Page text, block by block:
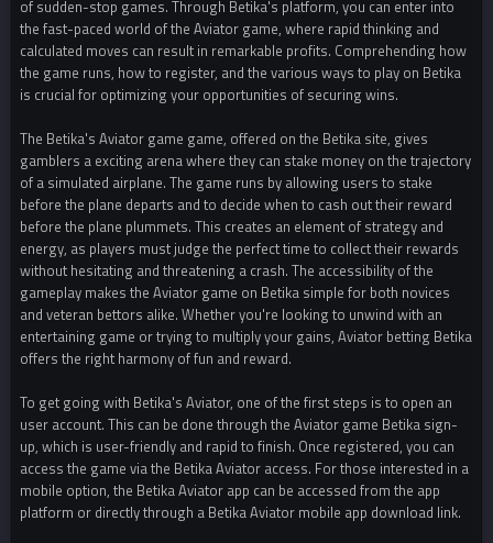
of sudden-stop games. Through Betika's platform, you can enter into
the fast-paced world of the Aviator game, where rapid thinking and
calculated moves can result in remarkable profits. Comprehending how
the game runs, how to register, and the various ways to play on Betika
is crucial for optimizing your opportunities of securing wins.
The Betika's Aviator game game, offered on the Betika site, gives
gamblers a exciting arena where they can stake money on the trajectory
of a simulated airplane. The game runs by allowing users to stake
before the plane departs and to decide when to cash out their reward
before the plane plummets. This creates an element of strategy and
energy, as players must judge the perfect time to collect their rewards
without hesitating and threatening a crash. The accessibility of the
gameplay makes the Aviator game on Betika simple for both novices
and veteran bettors alike. Whether you're looking to unwind with an
entertaining game or trying to multiply your gains, Aviator betting Betika
offers the right harmony of fun and reward.
To get going with Betika's Aviator, one of the first steps is to open an
user account. This can be done through the Aviator game Betika sign-
up, which is user-friendly and rapid to finish. Once registered, you can
access the game via the Betika Aviator access. For those interested in a
mobile option, the Betika Aviator app can be accessed from the app
platform or directly through a Betika Aviator mobile app download link.